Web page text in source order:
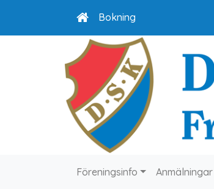
Bokning
Föreningsinfo Anmälningar